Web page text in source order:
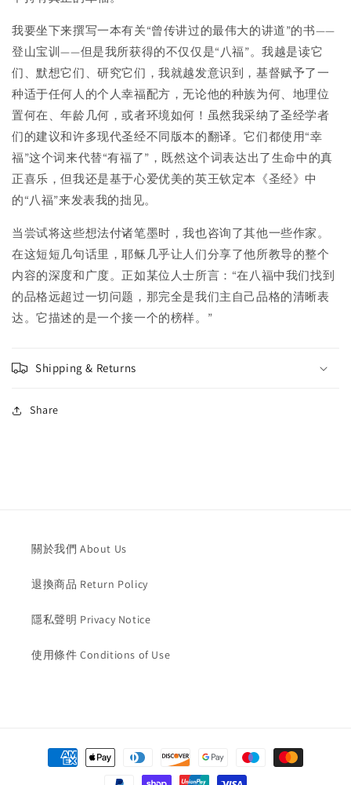
我要坐下来撰写一本有关“曾传讲过的最伟大的讲道”的书——
登山宝训——但是我所获得的不仅仅是“八福”。我越是读它
们、默想它们、研究它们，我就越发意识到，基督赋予了一
种适于任何人的个人幸福配方，无论他的种族为何、地理位
置何在、年龄几何，或者环境如何！虽然我采纳了圣经学者
们的建议和许多现代圣经不同版本的翻译。它们都使用“幸
福”这个词来代替“有福了”，既然这个词表达出了生命中的真
正喜乐，但我还是基于心爱优美的英王钦定本《圣经》中
的“八福”来发表我的拙见。
当尝试将这些想法付诸笔墨时，我也咨询了其他一些作家。
在这短短几句话里，耶稣几乎让人们分享了他所教导的整个
内容的深度和广度。正如某位人士所言：“在八福中我们找到
的品格远超过一切问题，那完全是我们主自己品格的清晰表
达。它描述的是一个接一个的榜样。”
Shipping & Returns
Share
關於我們 About Us
退換商品 Return Policy
隱私聲明 Privacy Notice
使用條件 Conditions of Use
Payment
methods